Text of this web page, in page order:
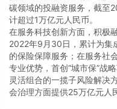
碳领域的投融资服务，截至
计超过1万亿元人民币。
在服务科技创新方面，积极
2022年9月30日，累计为集
的保险保障服务；在服务社
专业优势，首创“城市保”战
灵活组合的一揽子风险解决
会治理方面提供25万亿元人